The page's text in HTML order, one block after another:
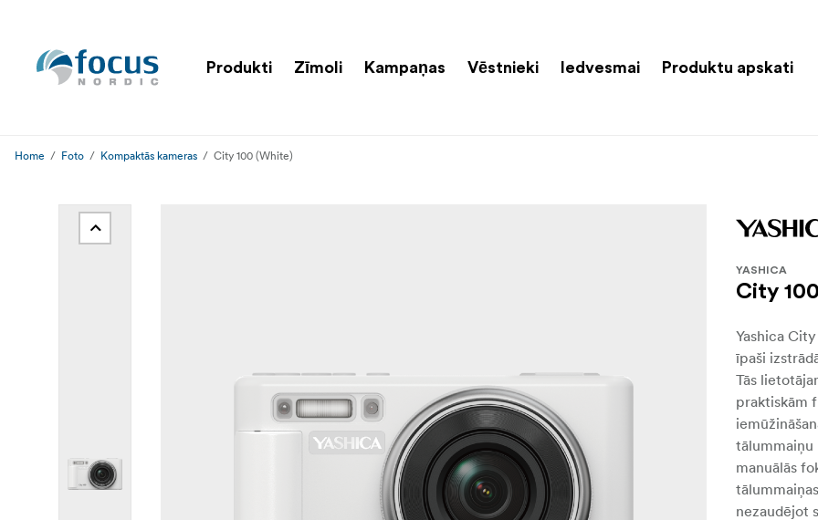
Produkti Zīmoli Kampaņas Vēstnieki Iedvesmai Produktu apskati
Home Foto Kompaktās kameras City 100 (White)
YASHICA
City
Yashica
īpaši
Tās
praktiskām
tālummaiņu
manuālās
nezaudējot